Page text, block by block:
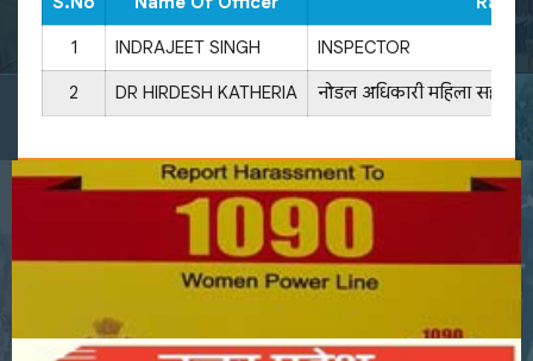
1 INDRAJEET SINGH INSPECTOR
2 DR HIRDESH KATHERIA नोडल अधिकारी महिला